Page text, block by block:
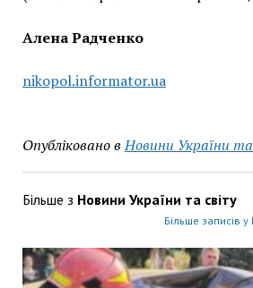
Алена Радченко
nikopol.informator.ua
Опубліковано в Новини України та
Більше з Новини України та світу
Більше записів у